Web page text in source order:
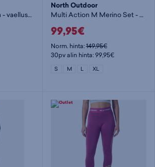
Vilma LS Merinovilla - vaellusalusasu
North Outdoor
Multi Action M Merino Set - vaellusalusasu
99,95€
Norm. hinta:149,95€
30pv alin hinta: 99,95€
S M L XL